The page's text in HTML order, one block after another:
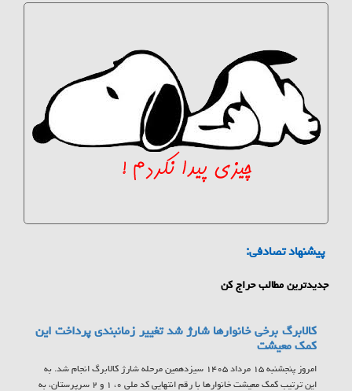
پیشنهاد تصادفی:
جدیدترین مطالب حراج کن
کالابرگ برخی خانوارها شارژ شد تغییر زمانبندی پرداخت این
کمک معیشت
امروز پنجشنبه ۱۵ مرداد ۱۴۰۵ سیزدهمین مرحله شارژ کالابرگ انجام شد. به
این ترتیب کمک معیشت خانوارها با رقم انتهایی کد ملی ۰، ۱ و ۲ سرپرستان، به